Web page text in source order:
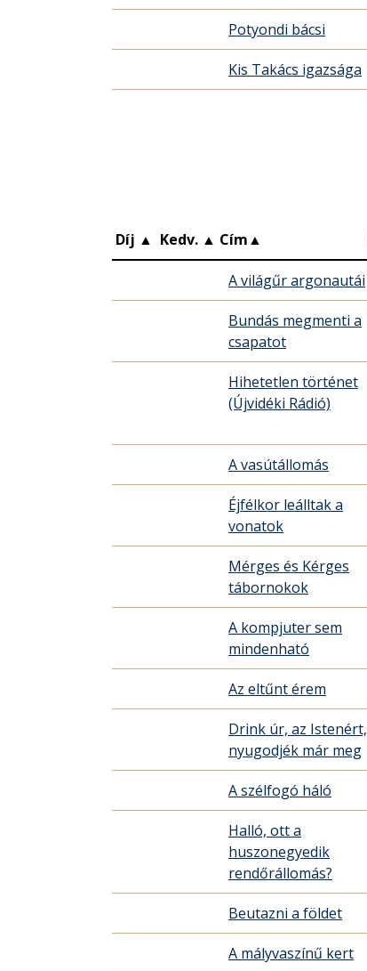
Potyondi bácsi
Kis Takács igazsága
Díj ▲ Kedv. ▲ Cím▲
A világűr argonautái
Bundás megmenti a
csapatot
Hihetetlen történet
(Újvidéki Rádió)
A vasútállomás
Éjfélkor leálltak a
vonatok
Mérges és Kérges
tábornokok
A kompjuter sem
mindenható
Az eltűnt érem
Drink úr, az Istenért,
nyugodjék már meg
A szélfogó háló
Halló, ott a
huszonegyedik
rendőrállomás?
Beutazni a földet
A mályvaszínű kert